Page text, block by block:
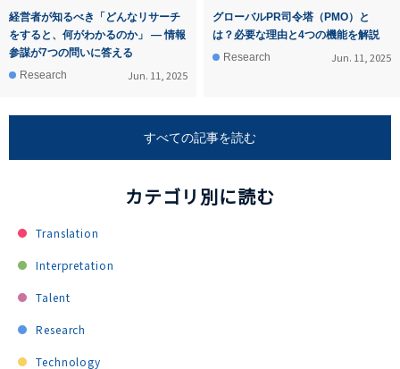
経営者が知るべき「どんなリサーチ
をすると、何がわかるのか」 ― 情報
参謀が7つの問いに答える
Research
Jun. 11, 2025
グローバルPR司令塔（PMO）と
は？必要な理由と4つの機能を解説
Research
Jun. 11, 2025
すべての記事を読む
カテゴリ別に読む
Translation
Interpretation
Talent
Research
Technology